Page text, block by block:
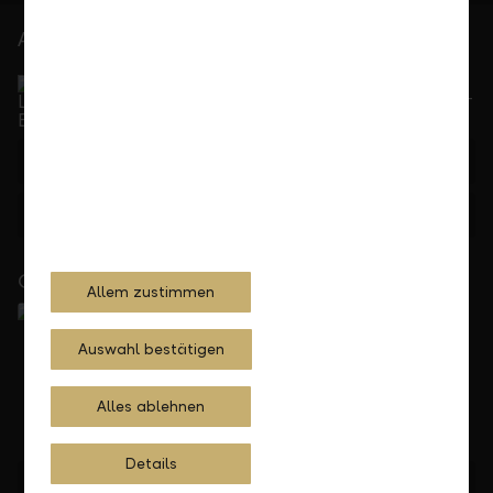
At your service
Can be reached by phone, Monday to Friday, 8 a. m. –
Close to you
Find location
Allem zustimmen
Auswahl bestätigen
Alles ablehnen
Details